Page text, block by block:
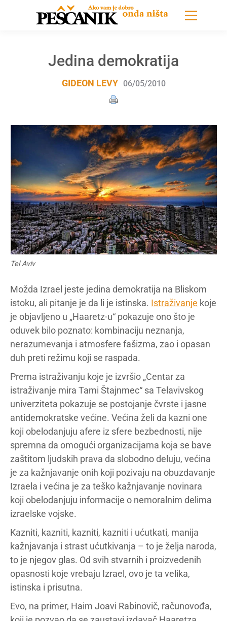
Jedina demokratija
GIDEON LEVY 06/05/2010
Tel Aviv
Možda Izrael jeste jedina demokratija na Bliskom
istoku, ali pitanje je da li je istinska. Istraživanje koje
je objavljeno u „Haaretz-u“ pokazuje ono što je
oduvek bilo poznato: kombinaciju neznanja,
nerazumevanja i atmosfere fašizma, zao i opasan
duh preti režimu koji se raspada.
Prema istraživanju koje je izvršio „Centar za
istraživanje mira Tami Štajnmec“ sa Telavivskog
univerziteta pokazuje se postojanje čvrste i jasne
antidemokratske većine. Većina želi da kazni one
koji obelodanjuju afere iz sfere bezbednosti, nije
spremna da omogući organizacijama koja se bave
zaštitom ljudskih prava da slobodno deluju, većina
je za kažnjavanje onih koji pozivaju na obuzdavanje
Izraela i većina je za teško kažnjavanje novinara
koji obelodanjuju informacije o nemoralnim delima
izraelske vojske.
Kazniti, kazniti, kazniti, kazniti i ućutkati, manija
kažnjavanja i strast ućutkivanja – to je želja naroda,
to je njegov glas. Od svih stvarnih i proizvedenih
opasnosti koje vrebaju Izrael, ovo je ta velika,
istinska i prisutna.
Evo, na primer, Haim Joavi Rabinovič, računovođa,